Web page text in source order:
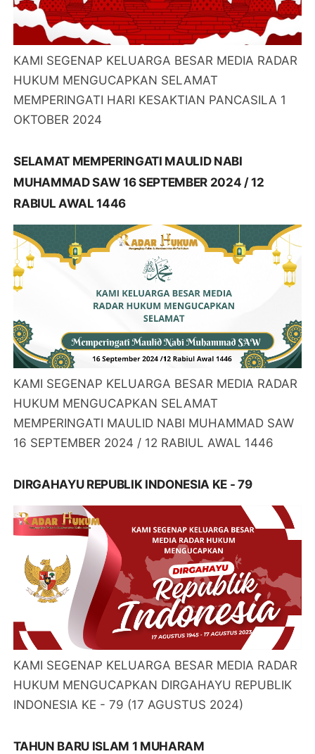
KAMI SEGENAP KELUARGA BESAR MEDIA RADAR
HUKUM MENGUCAPKAN SELAMAT
MEMPERINGATI HARI KESAKTIAN PANCASILA 1
OKTOBER 2024
SELAMAT MEMPERINGATI MAULID NABI
MUHAMMAD SAW 16 SEPTEMBER 2024 / 12
RABIUL AWAL 1446
KAMI SEGENAP KELUARGA BESAR MEDIA RADAR
HUKUM MENGUCAPKAN SELAMAT
MEMPERINGATI MAULID NABI MUHAMMAD SAW
16 SEPTEMBER 2024 / 12 RABIUL AWAL 1446
DIRGAHAYU REPUBLIK INDONESIA KE - 79
KAMI SEGENAP KELUARGA BESAR MEDIA RADAR
HUKUM MENGUCAPKAN DIRGAHAYU REPUBLIK
INDONESIA KE - 79 (17 AGUSTUS 2024)
TAHUN BARU ISLAM 1 MUHARAM